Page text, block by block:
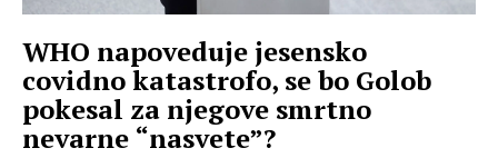
WHO napoveduje jesensko
covidno katastrofo, se bo Golob
pokesal za njegove smrtno
nevarne “nasvete”?